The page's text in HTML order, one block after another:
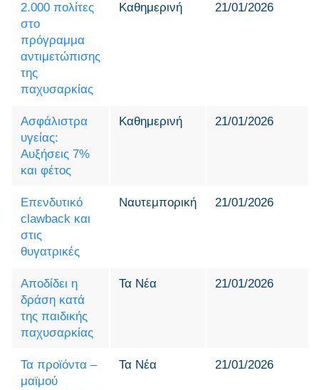
2.000 πολίτες
στο
πρόγραμμα
αντιμετώπισης
της
παχυσαρκίας
Καθημερινή 21/01/2026
Ασφάλιστρα
υγείας:
Αυξήσεις 7%
και φέτος
Καθημερινή 21/01/2026
Επενδυτικό
clawback και
στις
θυγατρικές
Ναυτεμπορική 21/01/2026
Αποδίδει η
δράση κατά
της παιδικής
παχυσαρκίας
Τα Νέα 21/01/2026
Τα προϊόντα –
μαϊμού
Τα Νέα 21/01/2026